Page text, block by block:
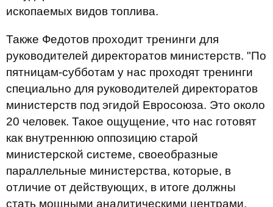
ископаемых видов топлива.
Также Федотов проходит тренинги для
руководителей директоратов министерств. "По
пятницам-субботам у нас проходят тренинги
специально для руководителей директоратов
министерств под эгидой Евросоюза. Это около
20 человек. Такое ощущение, что нас готовят
как внутреннюю оппозицию старой
министерской системе, своеобразные
параллельные министерства, которые, в
отличие от действующих, в итоге должны
стать мощными аналитическими центрами,